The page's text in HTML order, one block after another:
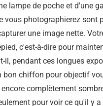
lampe de poche et d'une
photographierez sont
une image nette.
c'est-à-dire pour
pendant ces longues
bon chiffon pour objectif
complètement
pour voir ce qu'il y a